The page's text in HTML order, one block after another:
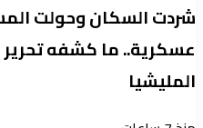
شردت السكان وحولت
عسكرية.. ما كشفه تحرير
المليشيا